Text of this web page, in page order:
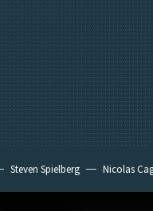
Steven Spielberg Nicolas